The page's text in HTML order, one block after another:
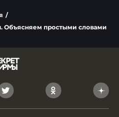
/
Объясняем простыми словами